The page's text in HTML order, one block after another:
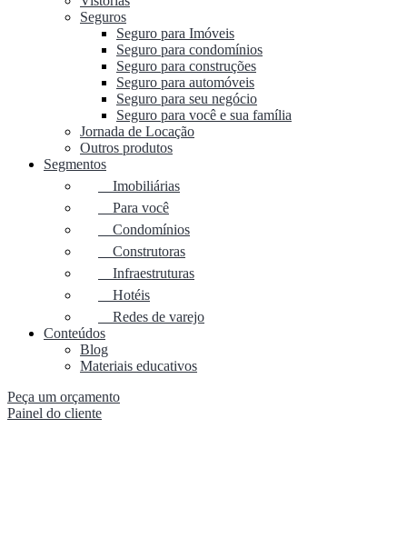
Seguros
Seguro para Imóveis
Seguro para condomínios
Seguro para construções
Seguro para automóveis
Seguro para seu negócio
Seguro para você e sua família
Jornada de Locação
Outros produtos
Segmentos
Imobiliárias
Para você
Condomínios
Construtoras
Infraestruturas
Hotéis
Redes de varejo
Conteúdos
Blog
Materiais educativos
Peça um orçamento
Painel do cliente